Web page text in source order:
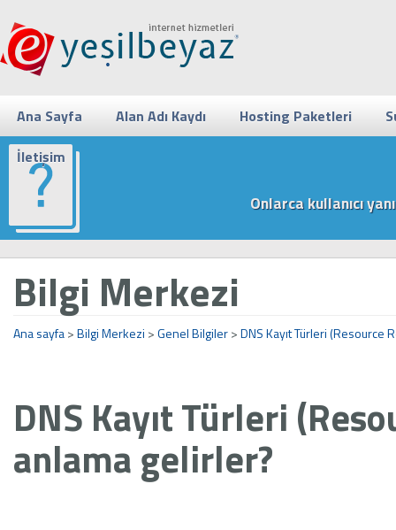
Ana Sayfa Alan Adı Kaydı Hosting Paketleri
İletişim
Onlarca kullanıcı
Bilgi Merkezi
Ana sayfa>Bilgi Merkezi >Genel Bilgiler>DNS Kayıt Türleri
DNS Kayıt Türleri
anlama gelirler?